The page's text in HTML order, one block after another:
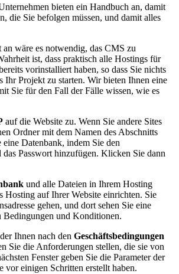
bieten ein Handbuch an, damit
die Sie befolgen müssen, und damit alles
wäre es notwendig, das CMS zu
ist, dass praktisch alle Hostings für
vorinstalliert haben, so dass Sie nichts
Ihr Projekt zu starten. Wir bieten Ihnen eine
Sie für den Fall der Fälle wissen, wie es
auf die Website zu. Wenn Sie andere Sites
Ordner mit dem Namen des Abschnitts
eine Datenbank, indem Sie den
das Passwort hinzufügen. Klicken Sie dann
und alle Dateien in Ihrem Hosting
Hosting auf Ihrer Website einrichten. Sie
gehen, und dort sehen Sie eine
und Konditionen.
Ihnen nach den Geschäftsbedingungen
Sie die Anforderungen stellen, die sie von
Fenster geben Sie die Parameter der
vor einigen Schritten erstellt haben.